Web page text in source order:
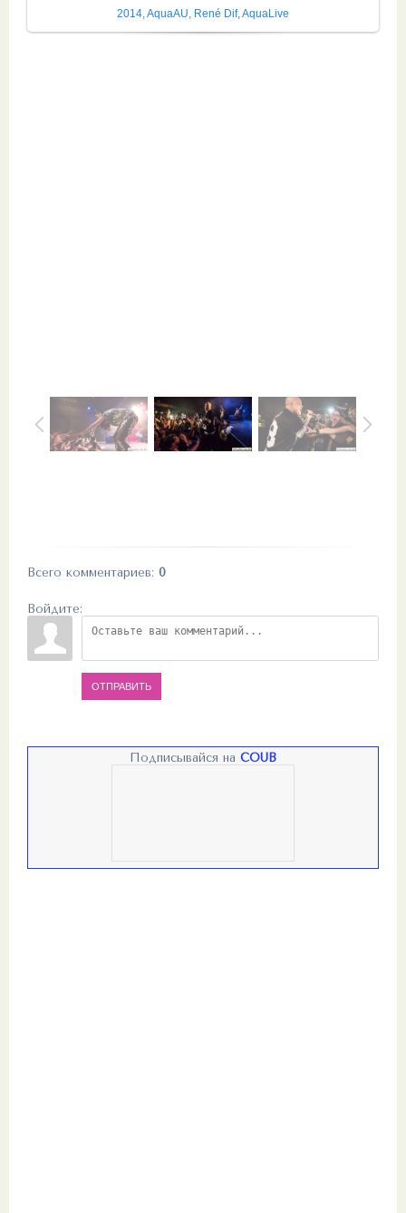
2014 AquaAU René Dif, AquaLive
Всего комментариев: 0
Войдите:
ОТПРАВИТЬ
Подписывайся на COUB